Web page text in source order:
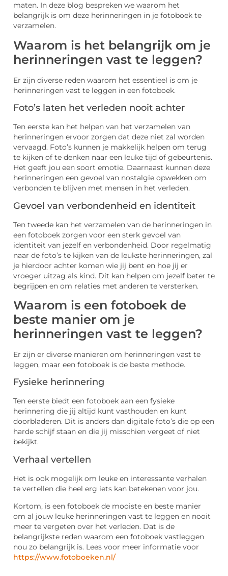
maten. In deze blog bespreken we waarom het
belangrijk is om deze herinneringen in je fotoboek te
verzamelen.
Waarom is het belangrijk om je
herinneringen vast te leggen?
Er zijn diverse reden waarom het essentieel is om je
herinneringen vast te leggen in een fotoboek.
Foto’s laten het verleden nooit achter
Ten eerste kan het helpen van het verzamelen van
herinneringen ervoor zorgen dat deze niet zal worden
vervaagd. Foto’s kunnen je makkelijk helpen om terug
te kijken of te denken naar een leuke tijd of gebeurtenis.
Het geeft jou een soort emotie. Daarnaast kunnen deze
herinneringen een gevoel van nostalgie opwekken om
verbonden te blijven met mensen in het verleden.
Gevoel van verbondenheid en identiteit
Ten tweede kan het verzamelen van de herinneringen in
een fotoboek zorgen voor een sterk gevoel van
identiteit van jezelf en verbondenheid. Door regelmatig
naar de foto’s te kijken van de leukste herinneringen, zal
je hierdoor achter komen wie jij bent en hoe jij er
vroeger uitzag als kind. Dit kan helpen om jezelf beter te
begrijpen en om relaties met anderen te versterken.
Waarom is een fotoboek de
beste manier om je
herinneringen vast te leggen?
Er zijn er diverse manieren om herinneringen vast te
leggen, maar een fotoboek is de beste methode.
Fysieke herinnering
Ten eerste biedt een fotoboek aan een fysieke
herinnering die jij altijd kunt vasthouden en kunt
doorbladeren. Dit is anders dan digitale foto’s die op een
harde schijf staan en die jij misschien vergeet of niet
bekijkt.
Verhaal vertellen
Het is ook mogelijk om leuke en interessante verhalen
te vertellen die heel erg iets kan betekenen voor jou.
Kortom, is een fotoboek de mooiste en beste manier
om al jouw leuke herinneringen vast te leggen en nooit
meer te vergeten over het verleden. Dat is de
belangrijkste reden waarom een fotoboek vastleggen
nou zo belangrijk is. Lees voor meer informatie voor
https://www.fotoboeken.nl/